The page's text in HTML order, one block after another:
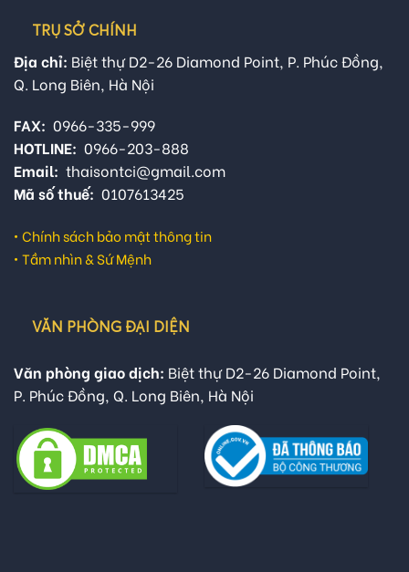
TRỤ SỞ CHÍNH
Địa chỉ: Biệt thự D2-26 Diamond Point, P. Phúc Đồng,
Q. Long Biên, Hà Nội
FAX: 0966-335-999
HOTLINE: 0966-203-888
Email: thaisontci@gmail.com
Mã số thuế: 0107613425
• Chính sách bảo mật thông tin
• Tầm nhìn & Sứ Mệnh
VĂN PHÒNG ĐẠI DIỆN
Văn phòng giao dịch: Biệt thự D2-26 Diamond Point,
P. Phúc Đồng, Q. Long Biên, Hà Nội